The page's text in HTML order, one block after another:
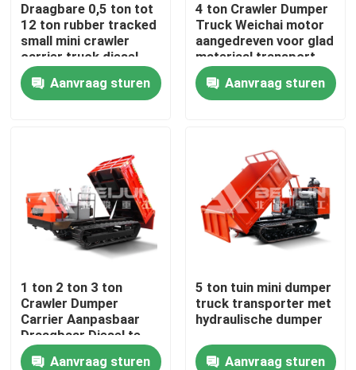
Thuis
Contacten
Producten
Video's
Ondergrondse Stortplaatsvrachtwagen
Draagbare 0,5 ton tot
12 ton rubber tracked
small mini crawler
carrier truck diesel
aangedreven
Aanvraag sturen
4 ton Crawler Dumper
Truck Weichai motor
aangedreven voor glad
materiaal transport
Aanvraag sturen
1 ton 2 ton 3 ton
Crawler Dumper
Carrier Aanpasbaar
Draagbaar Diesel te
koop
Aanvraag sturen
5 ton tuin mini dumper
truck transporter met
hydraulische dumper
Aanvraag sturen